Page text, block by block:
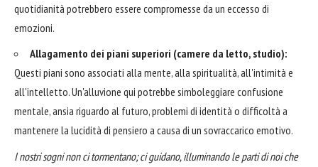
quotidianità potrebbero essere compromesse da un eccesso di
emozioni.
Allagamento dei piani superiori (camere da letto, studio):
Questi piani sono associati alla mente, alla spiritualità, all'intimità e
all'intelletto. Un'alluvione qui potrebbe simboleggiare confusione
mentale, ansia riguardo al futuro, problemi di identità o difficoltà a
mantenere la lucidità di pensiero a causa di un sovraccarico emotivo.
I nostri sogni non ci tormentano; ci guidano, illuminando le parti di noi che